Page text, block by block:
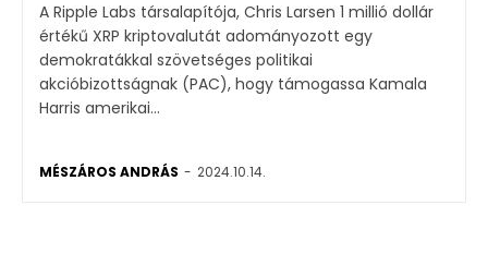
A Ripple Labs társalapítója, Chris Larsen 1 millió dollár
értékű XRP kriptovalutát adományozott egy
demokratákkal szövetséges politikai
akcióbizottságnak (PAC), hogy támogassa Kamala
Harris amerikai...
MÉSZÁROS ANDRÁS - 2024.10.14.